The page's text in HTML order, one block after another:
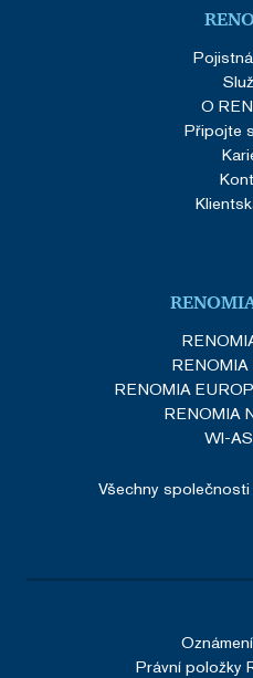
O
Připojte
RENOMIA
RENOMIA
WI-
Všechny
Právní položky